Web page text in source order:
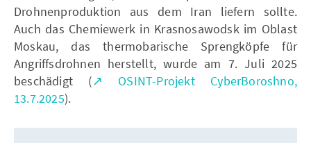
Drohnenproduktion aus dem Iran liefern sollte.
Auch das Chemiewerk in Krasnosawodsk im Oblast
Moskau, das thermobarische Sprengköpfe für
Angriffsdrohnen herstellt, wurde am 7. Juli 2025
beschädigt (↗ OSINT-Projekt CyberBoroshno,
13.7.2025).